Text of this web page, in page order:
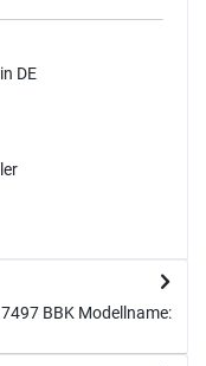
DE
BBK Modellname: